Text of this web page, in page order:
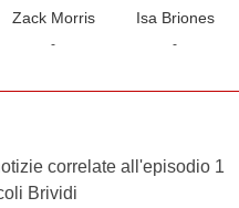
Zack Morris
-
Isa Briones
-
correlate all'episodio 1
Brividi